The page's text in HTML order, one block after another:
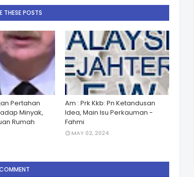
THESE POSTS
Pertahan
Minyak,
Rumah
Am : Prk Kkb: Pn Ketandusan
Idea, Main Isu Perkauman -
Fahmi
MAY 02, 2024